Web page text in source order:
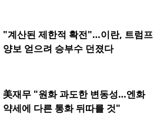
"계산된 제한적 확전"…이란, 트럼프
양보 얻으려 승부수 던졌다
美재무 "원화 과도한 변동성…엔화
약세에 다른 통화 뒤따를 것"